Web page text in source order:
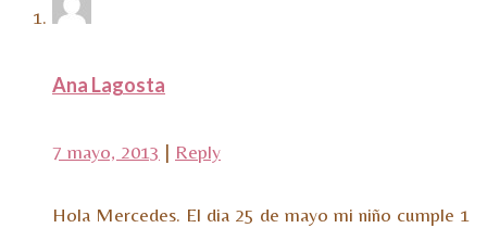
Ana Lagosta
7 mayo, 2013 | Reply
Hola Mercedes. El dia 25 de mayo mi niño cumple 1